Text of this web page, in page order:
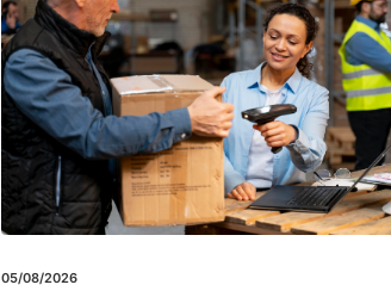
05/08/2026